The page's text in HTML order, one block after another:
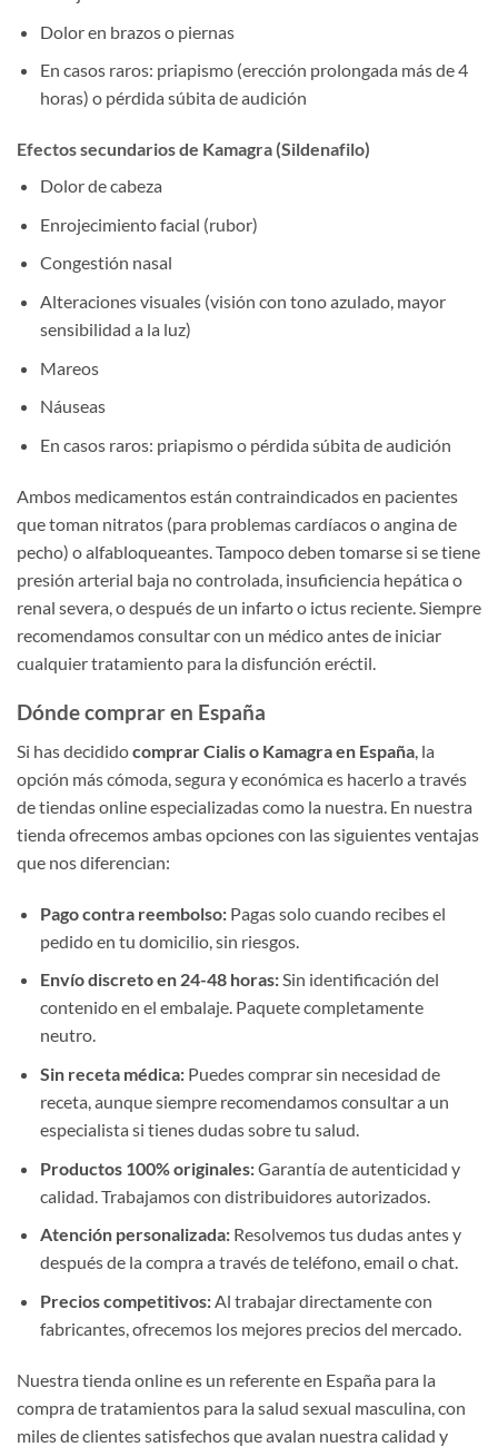
Dolor en brazos o piernas
En casos raros: priapismo (erección prolongada más de 4
horas) o pérdida súbita de audición
Efectos secundarios de Kamagra (Sildenafilo)
Dolor de cabeza
Enrojecimiento facial (rubor)
Congestión nasal
Alteraciones visuales (visión con tono azulado, mayor
sensibilidad a la luz)
Mareos
Náuseas
En casos raros: priapismo o pérdida súbita de audición
Ambos medicamentos están contraindicados en pacientes
que toman nitratos (para problemas cardíacos o angina de
pecho) o alfabloqueantes. Tampoco deben tomarse si se tiene
presión arterial baja no controlada, insuficiencia hepática o
renal severa, o después de un infarto o ictus reciente. Siempre
recomendamos consultar con un médico antes de iniciar
cualquier tratamiento para la disfunción eréctil.
Dónde comprar en España
Si has decididocomprar Cialis o Kamagra en España, la
opción más cómoda, segura y económica es hacerlo a través
de tiendas online especializadas como la nuestra. En nuestra
tienda ofrecemos ambas opciones con las siguientes ventajas
que nos diferencian:
Pago contra reembolso:Pagas solo cuando recibes el
pedido en tu domicilio, sin riesgos.
Envío discreto en 24-48 horas:Sin identificación del
contenido en el embalaje. Paquete completamente
neutro.
Sin receta médica:Puedes comprar sin necesidad de
receta, aunque siempre recomendamos consultar a un
especialista si tienes dudas sobre tu salud.
Productos 100% originales:Garantía de autenticidad y
calidad. Trabajamos con distribuidores autorizados.
Atención personalizada:Resolvemos tus dudas antes y
después de la compra a través de teléfono, email o chat.
Precios competitivos:Al trabajar directamente con
fabricantes, ofrecemos los mejores precios del mercado.
Nuestra tienda online es un referente en España para la
compra de tratamientos para la salud sexual masculina, con
miles de clientes satisfechos que avalan nuestra calidad y